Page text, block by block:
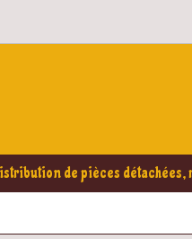
de pièces détachées,